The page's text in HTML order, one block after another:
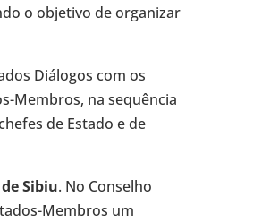
o objetivo de organizar
Diálogos com os
Membros, na sequência
de Estado e de
Sibiu. No Conselho
Membros um